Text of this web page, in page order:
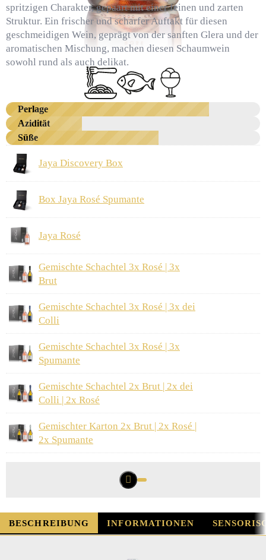
spritzigen Charakter, gepaart mit einer feinen und zarten
Struktur. Ein frischer und scharfer Auftakt für diesen
geschmeidigen Wein, geprägt von der sanften Glera und der
aromatischen Mischung, machen diesen Schaumwein
sowohl rund als auch delikat.
Perlage
Azidität
Süße
Jaya Discovery Box
Box Jaya Rosé Spumante
Jaya Rosé
Gemischte Schachtel 3x Rosé | 3x
Brut
Gemischte Schachtel 3x Rosé | 3x dei
Colli
Gemischte Schachtel 3x Rosé | 3x
Spumante
Gemischte Schachtel 2x Brut | 2x dei
Colli | 2x Rosé
Gemischter Karton 2x Brut | 2x Rosé |
2x Spumante
BESCHREIBUNG INFORMATIONEN